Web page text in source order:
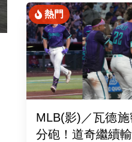
熱門
MLB(影)／瓦德
分砲！道奇繼續